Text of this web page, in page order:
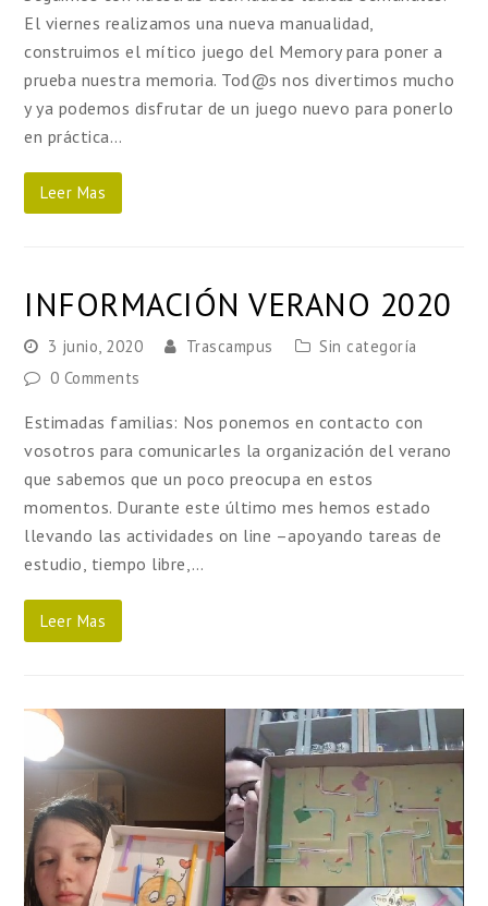
El viernes realizamos una nueva manualidad,
construimos el mítico juego del Memory para poner a
prueba nuestra memoria. Tod@s nos divertimos mucho
y ya podemos disfrutar de un juego nuevo para ponerlo
en práctica…
Leer Mas
INFORMACIÓN VERANO 2020
3 junio, 2020 Trascampus
Sin categoría
0 Comments
Estimadas familias: Nos ponemos en contacto con
vosotros para comunicarles la organización del verano
que sabemos que un poco preocupa en estos
momentos. Durante este último mes hemos estado
llevando las actividades on line –apoyando tareas de
estudio, tiempo libre,…
Leer Mas